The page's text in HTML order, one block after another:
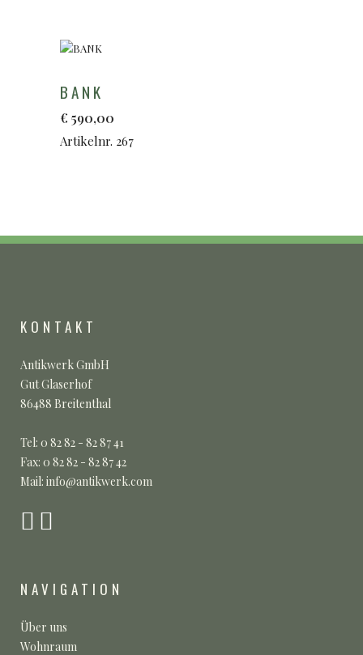
BANK
€ 590,00
Artikelnr. 267
KONTAKT
Antikwerk GmbH
Gut Glaserhof
86488 Breitenthal
Tel: 0 82 82 - 82 87 41
Fax: 0 82 82 - 82 87 42
Mail: info@antikwerk.com
NAVIGATION
Über uns
Wohnraum